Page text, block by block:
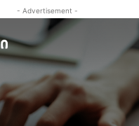
- Advertisement -